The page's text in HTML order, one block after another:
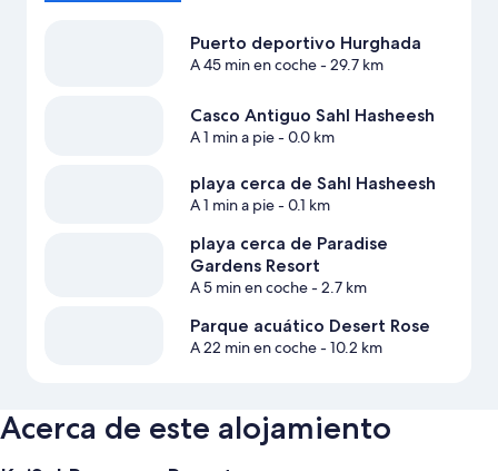
Puerto deportivo Hurghada
A 45 min en coche- 29.7 km
Casco Antiguo Sahl Hasheesh
A 1 min a pie- 0.0 km
playa cerca de Sahl Hasheesh
A 1 min a pie- 0.1 km
playa cerca de Paradise
Gardens Resort
A 5 min en coche- 2.7 km
Parque acuático Desert Rose
A 22 min en coche- 10.2 km
Acerca de este alojamiento